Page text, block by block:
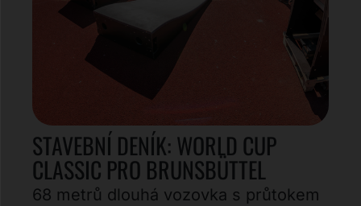
STAVEBNÍ DENÍK: WORLD CUP
CLASSIC PRO BRUNSBÜTTEL
68 metrů dlouhá vozovka s průtokem